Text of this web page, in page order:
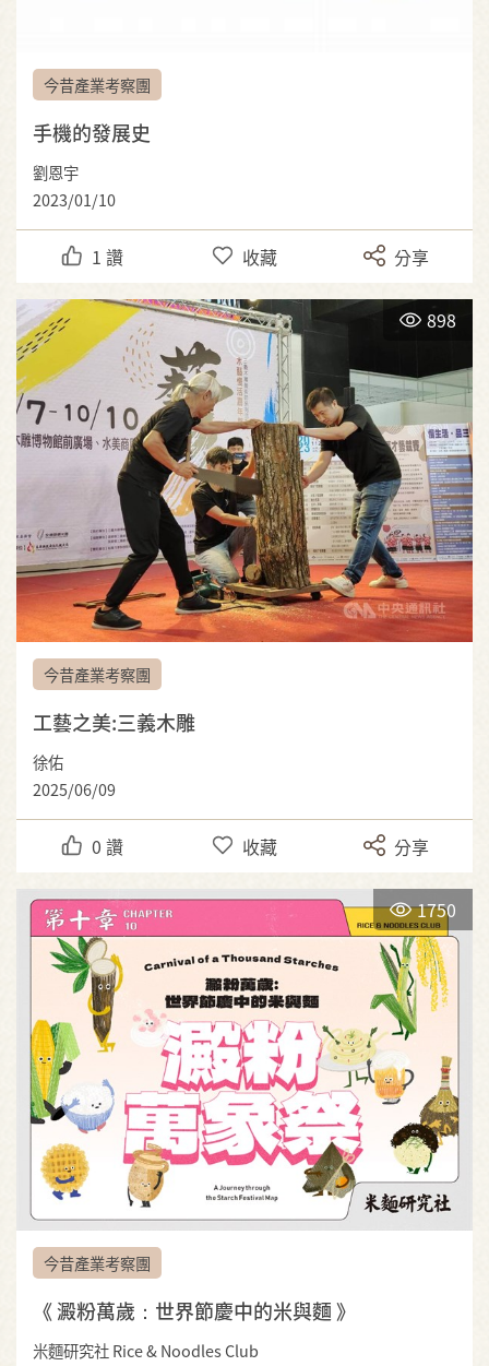
今昔產業考察團
手機的發展史
劉恩宇
2023/01/10
1 讚 收藏 分享
898
今昔產業考察團
工藝之美:三義木雕
徐佑
2025/06/09
0 讚 收藏 分享
1750
今昔產業考察團
《 澱粉萬歲：世界節慶中的米與麵 》
米麵研究社 Rice & Noodles Club